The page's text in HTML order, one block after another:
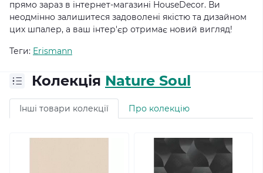
прямо зараз в інтернет-магазині HouseDecor. Ви
неодмінно залишитеся задоволені якістю та дизайном
цих шпалер, а ваш інтер'єр отримає новий вигляд!
Теги: Erismann
Колекція Nature Soul
Інші товари колекції Про колекцію